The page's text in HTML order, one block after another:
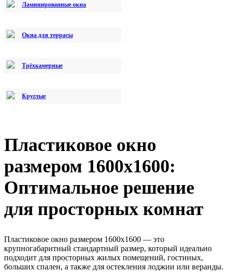
Ламинированные окна
Окна для террасы
Трёхкамерные
Круглые
Пластиковое окно
размером 1600х1600:
Оптимальное решение
для просторных комнат
Пластиковое окно размером 1600х1600 — это
крупногабаритный стандартный размер, который идеально
подходит для просторных жилых помещений, гостиных,
больших спален, а также для остекления лоджии или веранды.